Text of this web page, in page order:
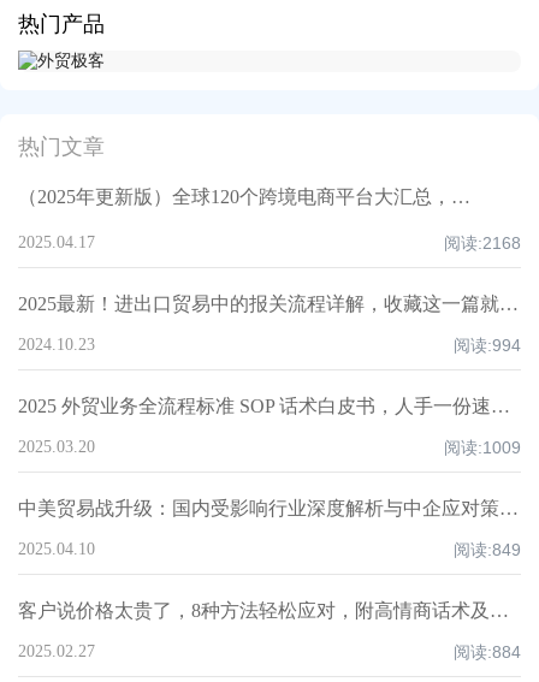
热门产品
热门文章
（2025年更新版）全球120个跨境电商平台大汇总，附入驻要求、注册门槛和适合品类！
2025.04.17 阅读:2168
2025最新！进出口贸易中的报关流程详解，收藏这一篇就够了！
2024.10.23 阅读:994
2025 外贸业务全流程标准 SOP 话术白皮书，人手一份速领！
2025.03.20 阅读:1009
中美贸易战升级：国内受影响行业深度解析与中企应对策略！
2025.04.10 阅读:849
客户说价格太贵了，8种方法轻松应对，附高情商话术及案例！
2025.02.27 阅读:884